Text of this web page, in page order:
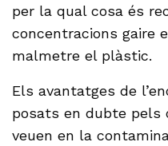
per la qual cosa és
concentracions gaire
malmetre el plàstic.
Els avantatges de
posats en dubte pels
veuen en la